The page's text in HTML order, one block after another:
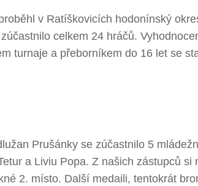
v Ratíškovicích hodonínský
celkem 24 hráčů.
turnaje a přeborníkem do 16 let se
Prušánky se zúčastnilo 5
a Liviu Popa. Z našich zástupců
2. místo. Další medaili, tentokrát